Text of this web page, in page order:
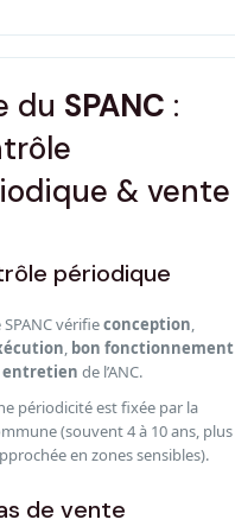
du SPANC :
& vente
périodique
SPANC vérifieconception
bon fonctionnement
entretien de l’ANC.
périodicité est fixée par la
(souvent 4 à 10 ans, plus
en zones sensibles).
de vente